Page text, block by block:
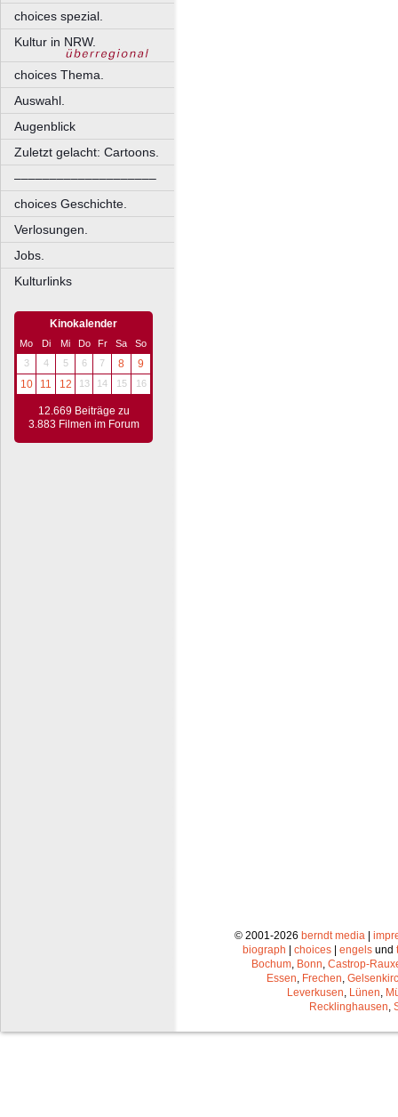
choices spezial.
Kultur in NRW.
choices Thema.
Auswahl.
Augenblick
Zuletzt gelacht: Cartoons.
––––––––––––––––––––
choices Geschichte.
Verlosungen.
Jobs.
Kulturlinks
Kinokalender
Mo Di Mi Do Fr Sa
So
3
4 5 6 7 8
9
10
11 12 13 14 15 16
12.669 Beiträge zu
3.883 Filmen im Forum
© 2001-2026 berndt media |
biograph | choices | engels und
Bochum Bonn Castrop-
Essen Frechen
Leverkusen Lünen
Recklinghausen